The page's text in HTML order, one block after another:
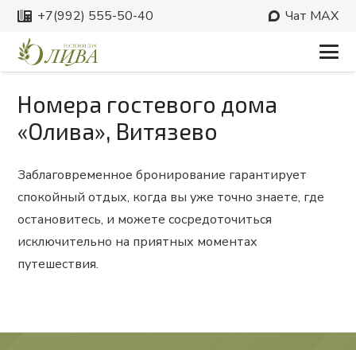
‪+7(992) 555-50-40 Чат MAX
Номера гостевого дома
«Олива», Витязево
Заблаговременное бронирование гарантирует
спокойный отдых, когда вы уже точно знаете, где
остановитесь, и можете сосредоточиться
исключительно на приятных моментах
путешествия.